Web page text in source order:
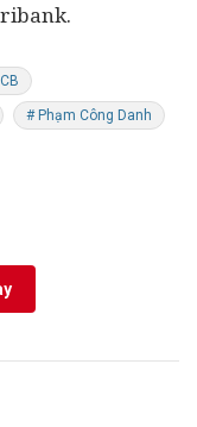
# Phạm Công Danh